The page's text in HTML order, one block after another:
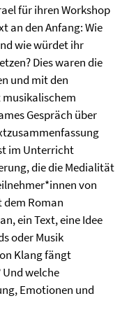
für ihren Workshop
an den Anfang: Wie
wie würdet ihr
Dies waren die
und mit den
musikalischem
Gespräch über
im Unterricht
die die Medialität
von
Roman
ein Text, eine Idee
oder Musik
Klang fängt
welche
Emotionen und